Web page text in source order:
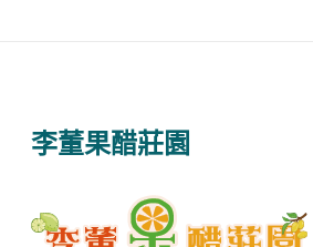
李董果醋莊園